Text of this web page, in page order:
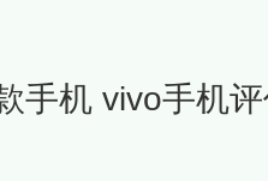
手机 vivo手机